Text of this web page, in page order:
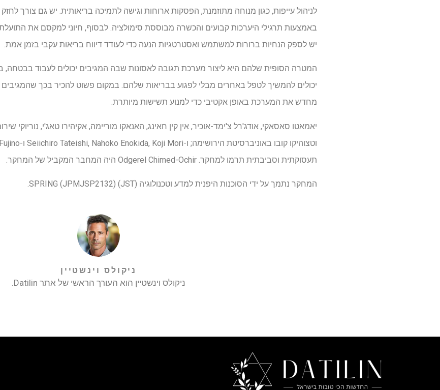
לניהול עייפות, כגון מנוחה מתוזמנת, הפסקות ארוחות וגישה לתמיכה בריאותית. יש גם צורך
יש לספק הנחיות ברורות למשתמש ואסטרטגיות הנעה כדי לעודד דיווח בריאות עקבי בזמן אמת.
המטרה הסופית שלהם היא ליצור מערכת תגובה לאסונות שבה המגיבים יכולים לעבוד בבטחה,
יכולים להמשיך לטפל באחרים מבלי לפגוע בבריאות שלהם. במקום פשוט להכיר בכך
מחדש את המערכת באופן אקטיבי כדי למנוע תשישות מיותרת.
יאמאטו סאסאקי, אודג'רל צ'ימד-אוכיר, אין קין חאינג, האנאקו מוריימה, אקיהירו טאג'י, נוריוקי
תעסוקתית וסביבתית תרמו למחקר. Odgerel Chimed-Ochir היה המחבר המקביל של המחקר.
המחקר נתמך על ידי הסוכנות היפנית למדע וטכנולוגיה (JST) SPRING (JPMJSP2132).
ניקולס וינשטיין
ניקולס וינשטיין הוא העורך הראשי של אתר Datilin.